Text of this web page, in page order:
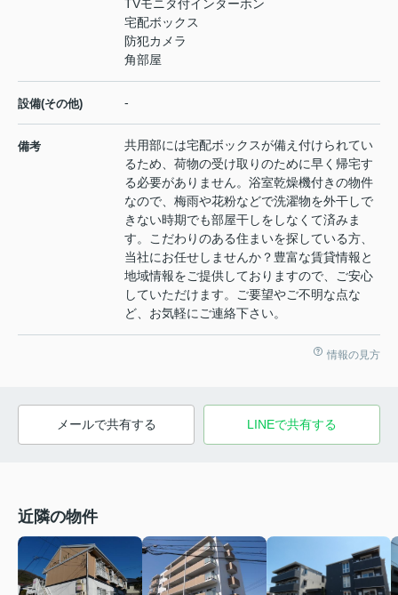
TVモニタ付インターホン
宅配ボックス
防犯カメラ
角部屋
設備(その他) -
備考
共用部には宅配ボックスが備え付けられてい
るため、荷物の受け取りのために早く帰宅す
る必要がありません。浴室乾燥機付きの物件
なので、梅雨や花粉などで洗濯物を外干しで
きない時期でも部屋干しをしなくて済みま
す。こだわりのある住まいを探している方、
当社にお任せしませんか？豊富な賃貸情報と
地域情報をご提供しておりますので、ご安心
していただけます。ご要望やご不明な点な
ど、お気軽にご連絡下さい。
情報の見方
メールで共有する LINEで共有する
近隣の物件